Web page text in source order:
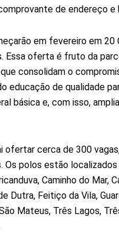
de endereço
em fevereiro em 20
Essa oferta é fruto da
consolidam o
educação de qualidade
básica e, com isso,
ofertar cerca de 300
Os polos estão localizados
Caminho do Mar,
Dutra, Feitiço da Vila,
Mateus, Três Lagos,